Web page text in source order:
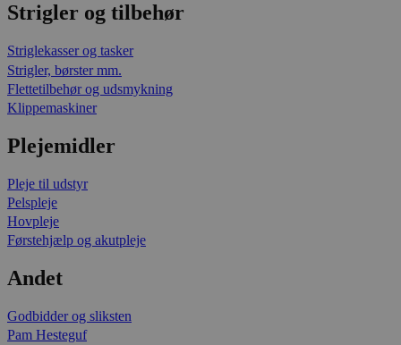
Strigler og tilbehør
Striglekasser og tasker
Strigler, børster mm.
Flettetilbehør og udsmykning
Klippemaskiner
Plejemidler
Pleje til udstyr
Pelspleje
Hovpleje
Førstehjælp og akutpleje
Andet
Godbidder og sliksten
Pam Hesteguf